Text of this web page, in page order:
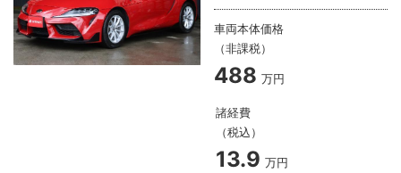
車両本体価格
（非課税）
488 万円
諸経費
（税込）
13.9 万円